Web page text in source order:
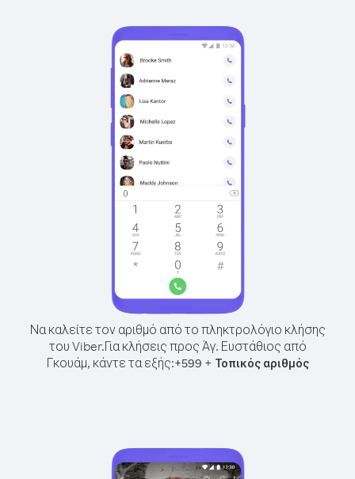
Να καλείτε τον αριθμό από το πληκτρολόγιο κλήσης
του Viber.Για κλήσεις προς Άγ. Ευστάθιος από
Γκουάμ, κάντε τα εξής:+599 + Τοπικός αριθμός